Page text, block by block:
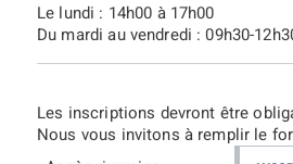
2022 2021
Le lundi : 14h00 à 17h00
Du mardi au vendredi : 09h30-
Les inscriptions devront être
Nous vous invitons à remplir le